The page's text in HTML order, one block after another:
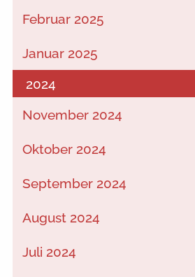
Februar 2025
Januar 2025
2024
November 2024
Oktober 2024
September 2024
August 2024
Juli 2024